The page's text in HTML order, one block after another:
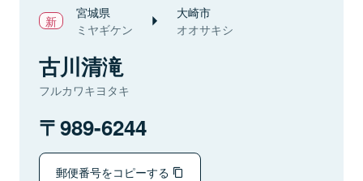
宮城県
ミヤギケン
大崎市
オオサキシ
古川清滝
フルカワキヨタキ
989-6244
郵便番号をコピーする